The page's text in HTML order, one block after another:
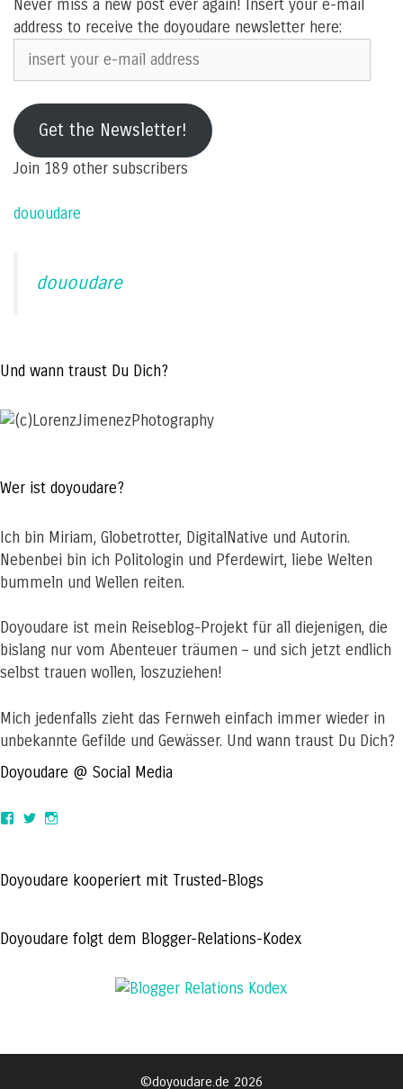
Never miss a new post ever again! Insert your e-mail
address to receive the doyoudare newsletter here:
insert
your
mail
addressGet the Newsletter!
Join 189 other subscribers
dououdare
dououdare
Und wann traust Du Dich?
Wer ist doyoudare?
Ich bin Miriam, Globetrotter, DigitalNative und Autorin.
Nebenbei bin ich Politologin und Pferdewirt, liebe Welten
bummeln und Wellen reiten.
Doyoudare ist mein Reiseblog-Projekt für all diejenigen, die
bislang nur vom Abenteuer träumen – und sich jetzt endlich
selbst trauen wollen, loszuziehen!
Mich jedenfalls zieht das Fernweh einfach immer wieder in
unbekannte Gefilde und Gewässer. Und wann traust Du Dich?
Doyoudare @ Social Media
View
Facebook
View
TwitterInstagram
Doyoudare kooperiert mit Trusted-Blogs
Doyoudare folgt dem Blogger-Relations-Kodex
©doyoudare.de 2026